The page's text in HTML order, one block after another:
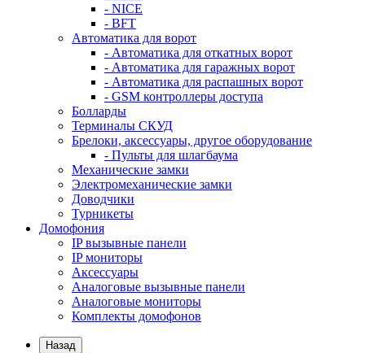
- NICE
- BFT
Автоматика для ворот
- Автоматика для откатных ворот
- Автоматика для гаражных ворот
- Автоматика для распашных ворот
- GSM контроллеры доступа
Болларды
Терминалы СКУД
Брелоки, аксессуары, другое оборудование
- Пульты для шлагбаума
Механические замки
Электромеханические замки
Доводчики
Турникеты
Домофония
IP вызывные панели
IP мониторы
Аксессуары
Аналоговые вызывные панели
Аналоговые мониторы
Комплекты домофонов
Назад